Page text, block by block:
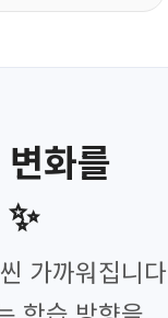
화를
가까워집니